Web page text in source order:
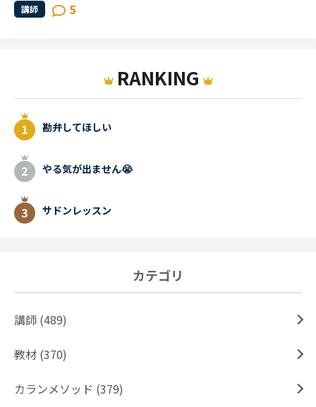
講師 5
RANKING
勘弁してほしい
やる気が出ません😭
サドンレッスン
カテゴリ
講師 (489)
教材 (370)
カランメソッド (379)